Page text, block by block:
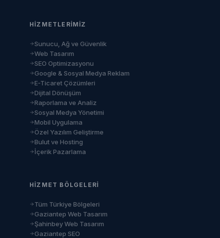
HIZMETLERIMIZ
Sunucu, Ağ ve Güvenlik
Web Tasarım
SEO Optimizasyonu
Google & Sosyal Medya Reklam
E-Ticaret Çözümleri
Dijital Dönüşüm
Raporlama ve Analiz
Sosyal Medya Yönetimi
Mobil Uygulama
Özel Yazılım Geliştirme
Bulut ve Hosting
İçerik Pazarlama
HIZMET BÖLGELERI
Tüm Türkiye Bölgeleri
Gaziantep Web Tasarım
Şahinbey Web Tasarım
Gaziantep SEO